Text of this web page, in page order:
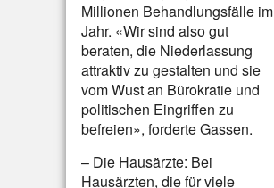
Millionen Behandlungsfälle im
Jahr. «Wir sind also gut
beraten, die Niederlassung
attraktiv zu gestalten und sie
vom Wust an Bürokratie und
politischen Eingriffen zu
befreien», forderte Gassen.
– Die Hausärzte: Bei
Hausärzten, die für viele